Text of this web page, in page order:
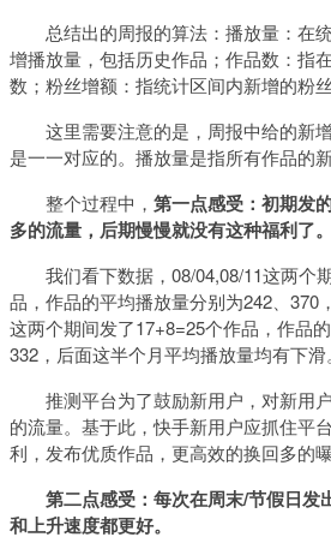
总结出的周报的算法：播放量：在
增播放量，包括历史作品；作品数：指
数；粉丝增额：指统计区间内新增的粉丝
这里需要注意的是，周报中给的新
是一一对应的。播放量是指所有作品的新
整个过程中， 第一点感受：初期发
多的流量，后期慢慢就没有这种福利了。
我们看下数据，08/04,08/11这两个
品，作品的平均播放量分别为242、370
这两个期间发了17+8=25个作品，作品的
332，后面这半个月平均播放量均有下滑。
推测平台为了鼓励新用户，对新用
的流量。基于此，快手新用户应抓住平
利，发布优质作品，更高效的换回多的曝
第二点感受：每次在周末/节假日发
和上升速度都更好。